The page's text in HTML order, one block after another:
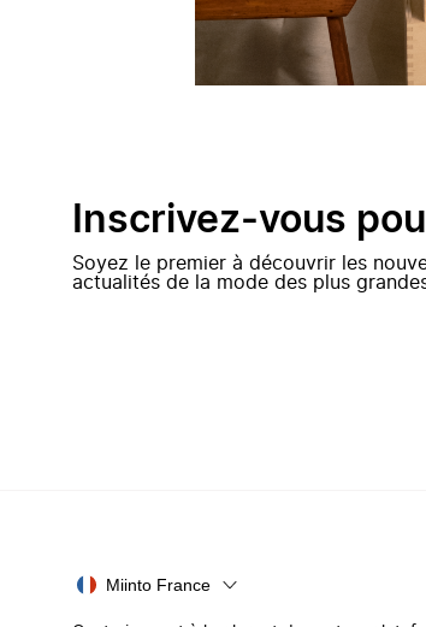
Inscrivez-vous
Soyez le premier à découvrir les
actualités de la mode des plus
Miinto France